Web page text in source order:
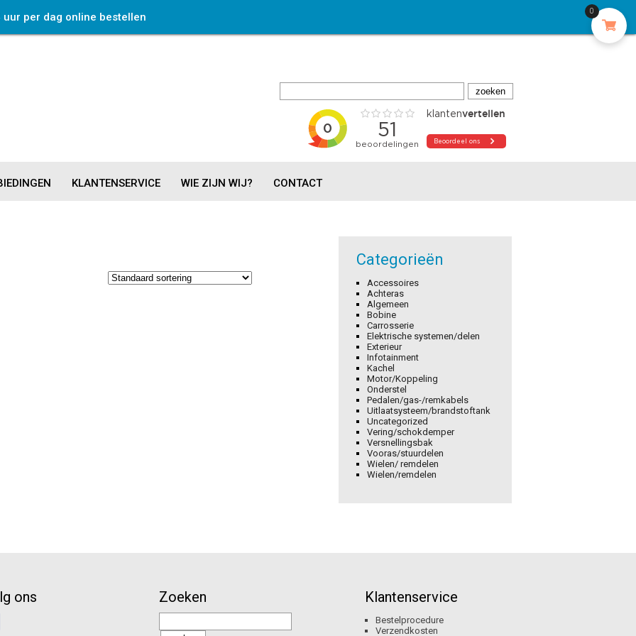
uur per dag online bestellen
KLANTENSERVICE WIE ZIJN WIJ? CONTACT
Categorieën
Accessoires
Achteras
Algemeen
Bobine
Carrosserie
Elektrische systemen/delen
Exterieur
Infotainment
Kachel
Motor/Koppeling
Onderstel
Pedalen/gas-/remkabels
Uitlaatsysteem/brandstoftank
Uncategorized
Vering/schokdemper
Versnellingsbak
Vooras/stuurdelen
Wielen/ remdelen
Wielen/remdelen
ons Zoeken Klantenservice
Bestelprocedure
Verzendkosten
0